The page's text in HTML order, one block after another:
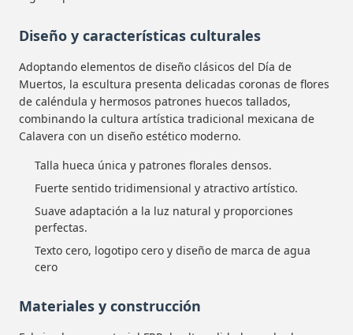
Diseño y características culturales
Adoptando elementos de diseño clásicos del Día de
Muertos, la escultura presenta delicadas coronas de flores
de caléndula y hermosos patrones huecos tallados,
combinando la cultura artística tradicional mexicana de
Calavera con un diseño estético moderno.
Talla hueca única y patrones florales densos.
Fuerte sentido tridimensional y atractivo artístico.
Suave adaptación a la luz natural y proporciones
perfectas.
Texto cero, logotipo cero y diseño de marca de agua
cero
Materiales y construcción